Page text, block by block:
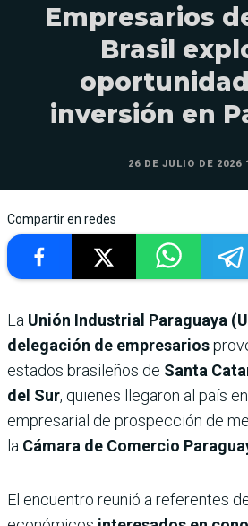
Empresarios
Brasil
inversión en
26 DE JULIO DE 2026
Compartir en redes
La Unión Industrial Paraguaya
delegación de empresarios
estados brasileños de Santa
del Sur, quienes llegaron al país
empresarial de prospección de
la Cámara de Comercio
El encuentro reunió a referentes